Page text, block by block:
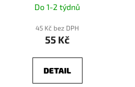
Do 1-2 týdnů
45 Kč bez DPH
55 Kč
DETAIL